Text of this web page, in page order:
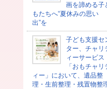
画を諦める子
もたちへ“夏休みの思い
出”を
子ども支援セ
ター、チャリ
ィーサービス
「おもチャリ
ィー」において、遺品整
理・生前整理・残置物整